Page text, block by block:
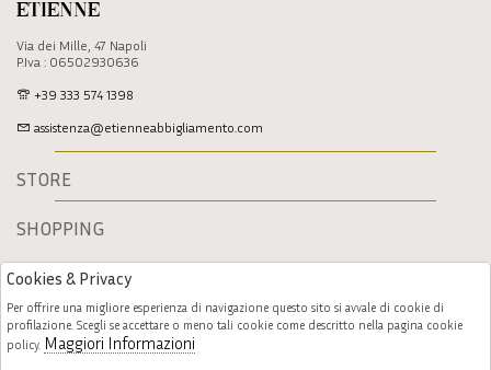
Etienne
Via dei Mille, 47 Napoli
P.Iva : 06502930636
+39 333 574 1398
assistenza@etienneabbigliamento.com
STORE
SHOPPING
Cookies & Privacy
Per offrire una migliore esperienza di navigazione questo sito si avvale di cookie di
profilazione. Scegli se accettare o meno tali cookie come descritto nella pagina cookie
policy. Maggiori Informazioni